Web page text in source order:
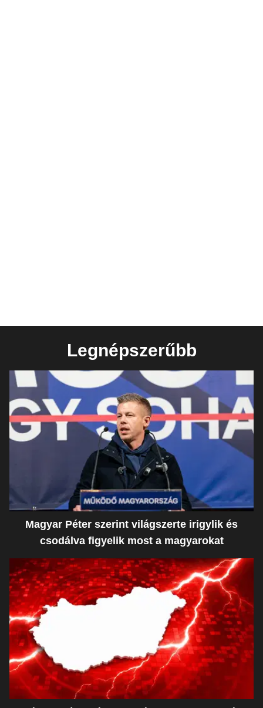
Legnépszerűbb
Magyar Péter szerint világszerte irigylik és
csodálva figyelik most a magyarokat